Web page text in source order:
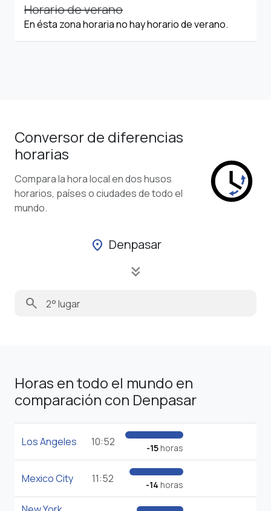
Horario de verano
En ésta zona horaria no hay horario de verano.
Conversor de diferencias
horarias
Compara la hora local en dos husos
horarios, países o ciudades de todo el
mundo.
location_on Denpasar
keyboard_double_arrow_down
search
Horas en todo el mundo en
comparación con Denpasar
Los Angeles 10:52 -15horas
Mexico City 11:52 -14 horas